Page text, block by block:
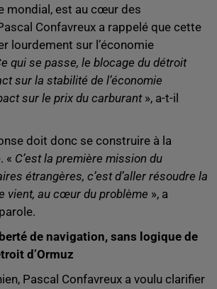
mondial, est au cœur des
Confavreux a rappelé que cette
lourdement sur l’économie
qui se passe, le blocage du détroit
sur la stabilité de l’économie
sur le prix du carburant», a-t-il
doit donc se construire à la
« C’est la première mission du
étrangères, c’est d’aller résoudre la
vient, au cœur du problème », a
de navigation, sans logique de
d’Ormuz
Pascal Confavreux a voulu clarifier